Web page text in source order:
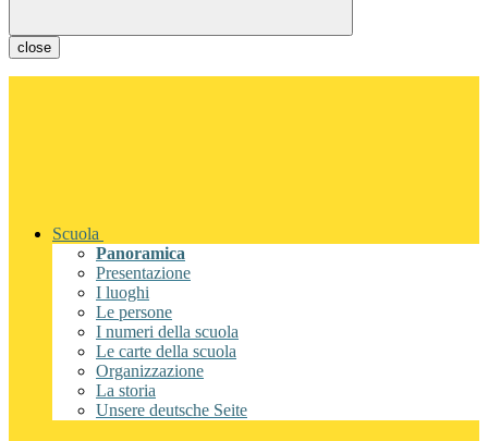
close
Scuola
Panoramica
Presentazione
I luoghi
Le persone
I numeri della scuola
Le carte della scuola
Organizzazione
La storia
Unsere deutsche Seite